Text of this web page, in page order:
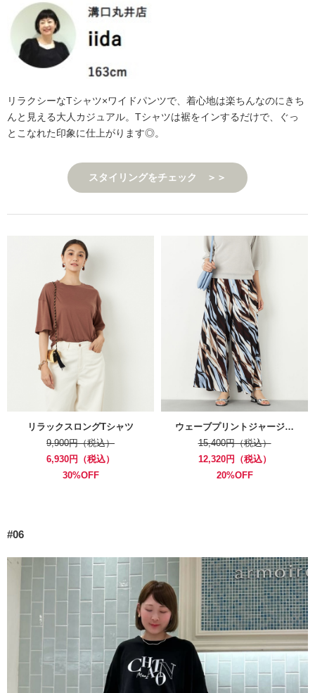
リラクシーなTシャツ×ワイドパンツで、着心地は楽ちんなのにきち
んと見える大人カジュアル。Tシャツは裾をインするだけで、ぐっ
とこなれた印象に仕上がります◎。
スタイリングをチェック ＞＞
リラックスロングTシャツ
9,900円（税込）
6,930円（税込）
30%OFF
ウェーブプリントジャージ…
15,400円（税込）
12,320円（税込）
20%OFF
#06